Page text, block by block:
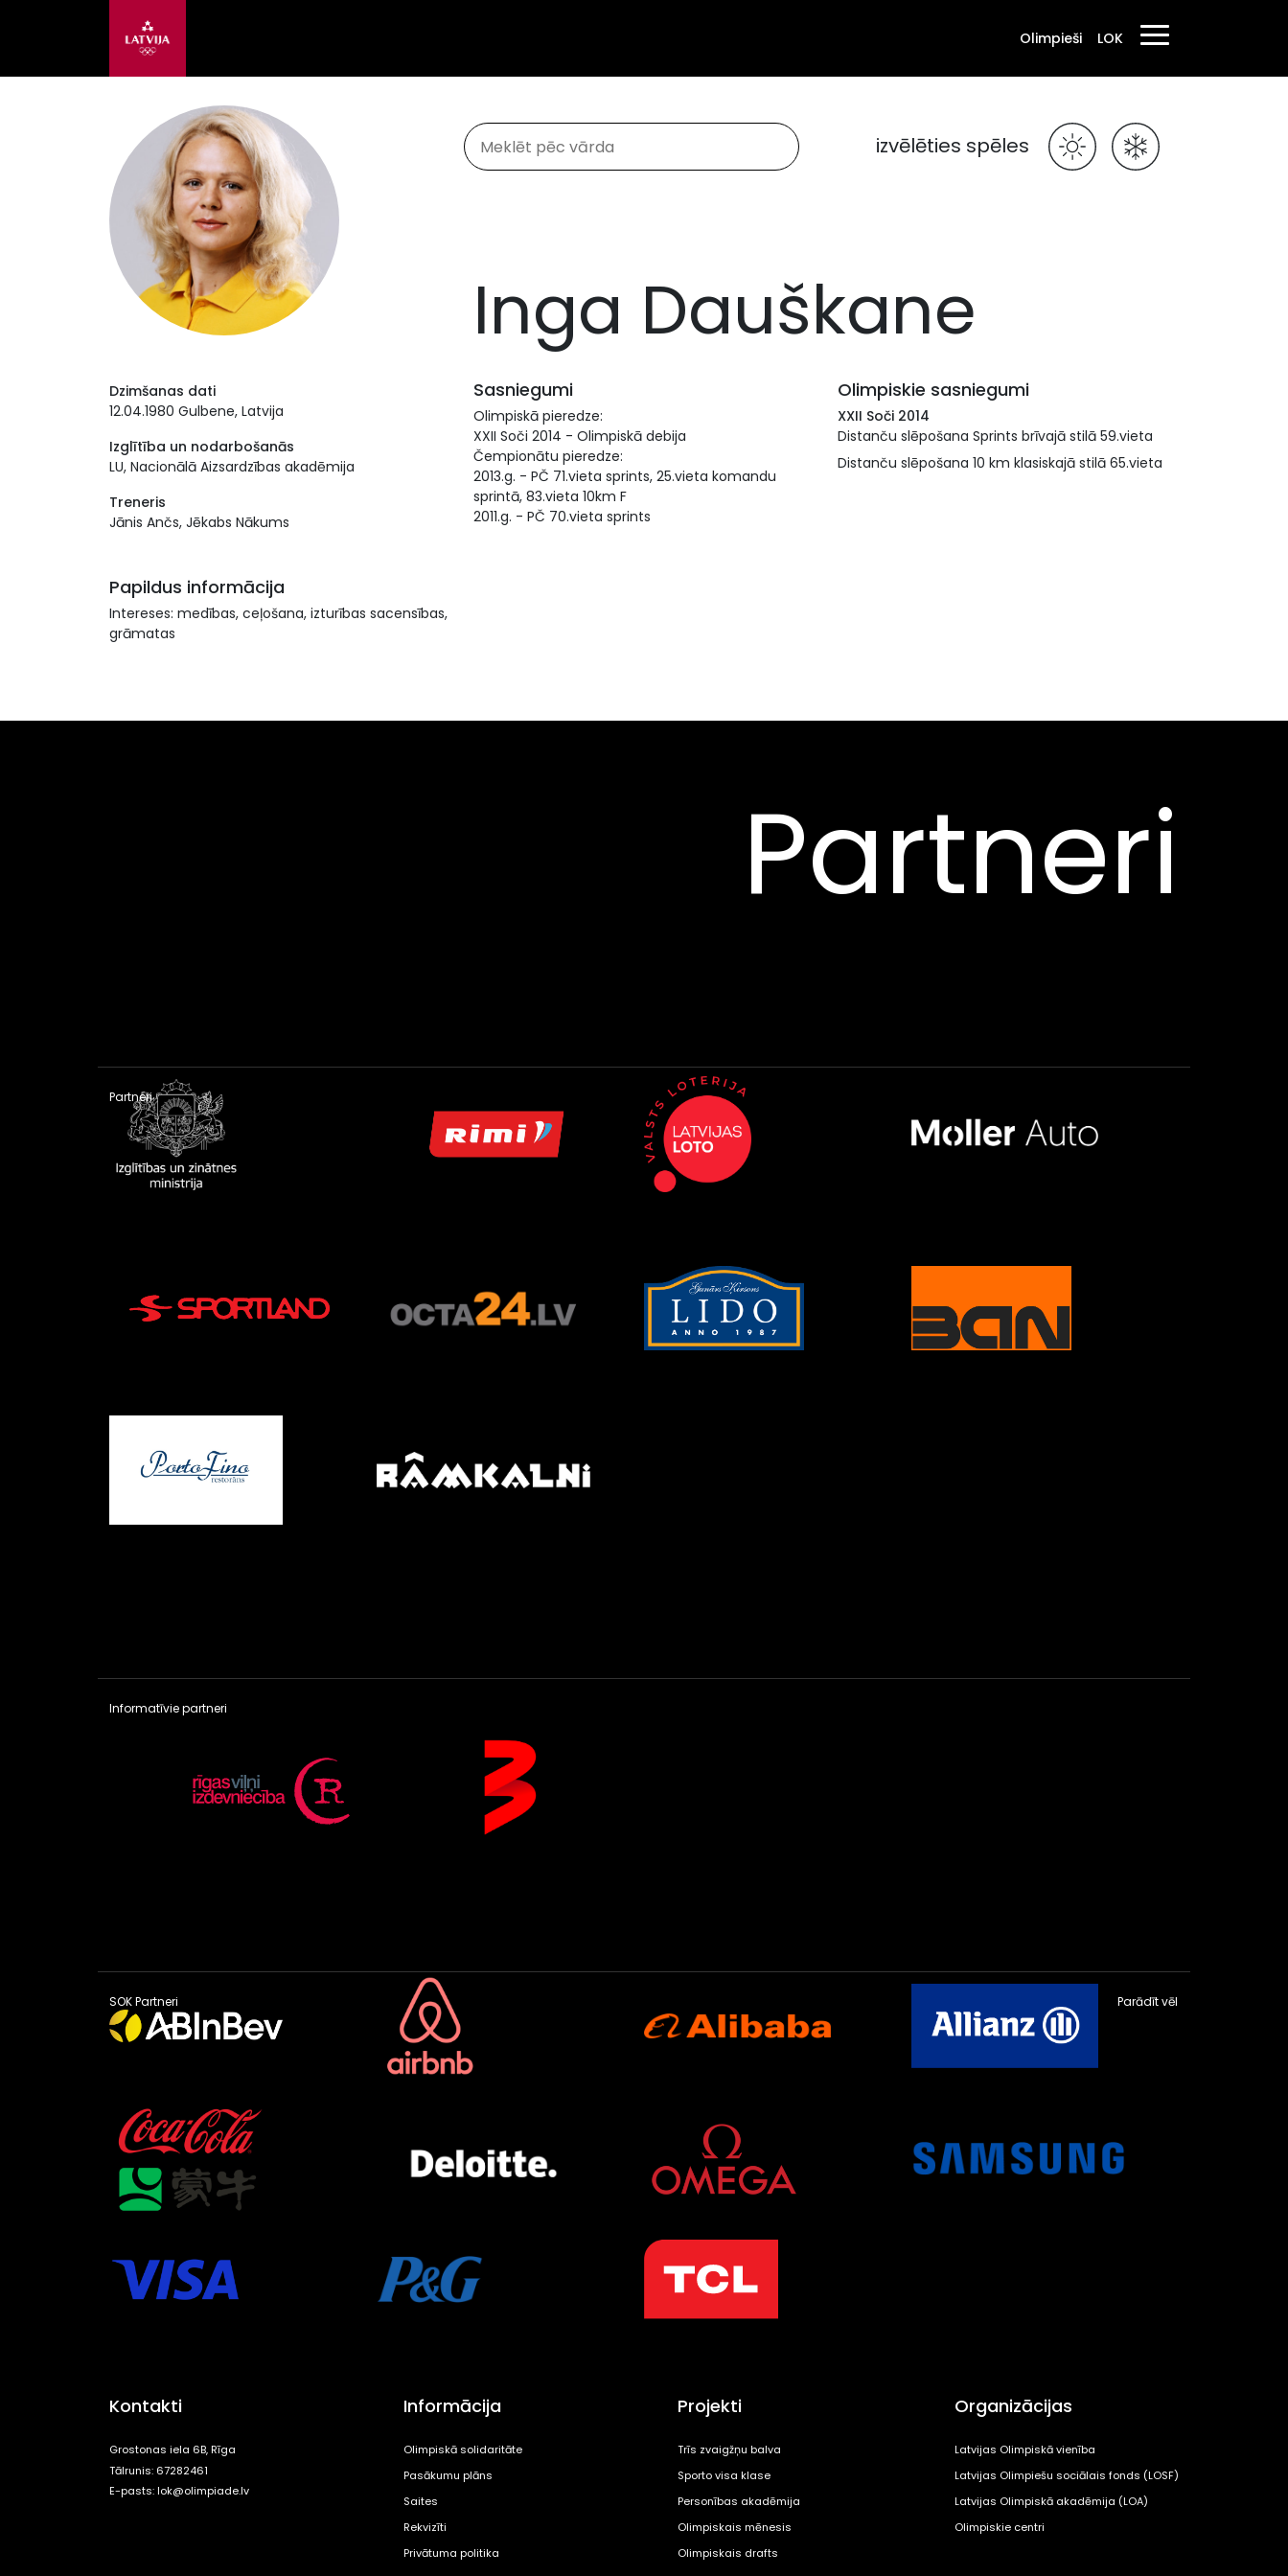
Olimpieši LOK
izvēlēties spēles
Inga Dauškane
Dzimšanas dati
12.04.1980 Gulbene, Latvija
Izglītība un nodarbošanās
LU, Nacionālā Aizsardzības akadēmija
Treneris
Jānis Ančs, Jēkabs Nākums
Papildus informācija
Intereses: medības, ceļošana, izturības sacensības,
grāmatas
Sasniegumi
Olimpiskā pieredze:
XXII Soči 2014 - Olimpiskā debija
Čempionātu pieredze:
2013.g. - PČ 71.vieta sprints, 25.vieta komandu
sprintā, 83.vieta 10km F
2011.g. - PČ 70.vieta sprints
Olimpiskie sasniegumi
XXII Soči 2014
Distanču slēpošana Sprints brīvajā stilā 59.vieta
Distanču slēpošana 10 km klasiskajā stilā 65.vieta
Partneri
Partneri
Informatīvie partneri
SOK Partneri Parādīt vēl
Kontakti
Grostonas iela 6B, Rīga
Tālrunis: 67282461
E-pasts:lok@olimpiade.lv
Informācija
Olimpiskā solidaritāte
Pasākumu plāns
Saites
Rekvizīti
Privātuma politika
Projekti
Trīs zvaigžņu balva
Sporto visa klase
Personības akadēmija
Olimpiskais mēnesis
Olimpiskais drafts
Organizācijas
Latvijas Olimpiskā vienība
Latvijas Olimpiešu sociālais fonds (LOSF)
Latvijas Olimpiskā akadēmija (LOA)
Olimpiskie centri